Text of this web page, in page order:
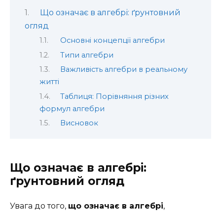
Що означає в алгебрі: ґрунтовний
огляд
Основні концепції алгебри
Типи алгебри
Важливість алгебри в реальному
житті
Таблиця: Порівняння різних
формул алгебри
Висновок
Що означає в алгебрі:
ґрунтовний огляд
Увага до того, що означає в алгебрі,